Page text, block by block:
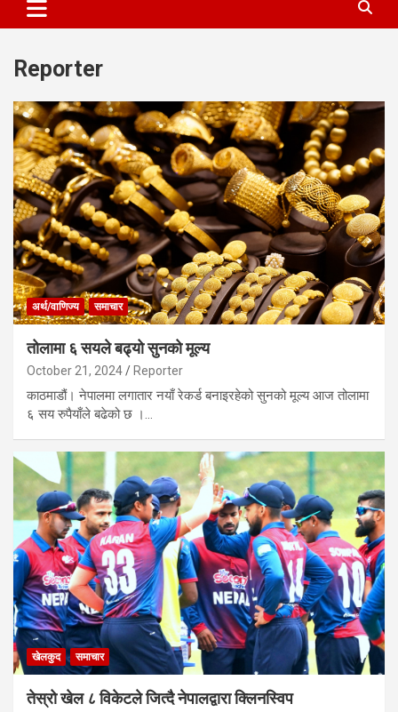
Reporter
अर्थ/वाणिज्य समाचार
तोलामा ६ सयले बढ्यो सुनको मूल्य
October 21, 2024 Reporter
काठमाडौं। नेपालमा लगातार नयाँ रेकर्ड बनाइरहेको सुनको मूल्य आज तोलामा
६ सय रुपैयाँले बढेको छ ।…
खेलकुद समाचार
तेस्रो खेल ८ विकेटले जित्दै नेपालद्वारा क्लिनस्विप